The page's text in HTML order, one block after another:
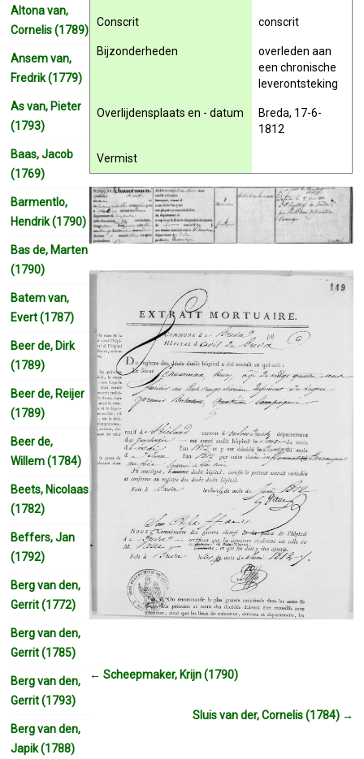
Conscrit conscrit
Bijzonderheden
overleden aan
een chronische
leverontsteking
Overlijdensplaats en - datum
Breda, 17-6-
1812
Vermist
← Scheepmaker, Krijn (1790)
Sluis van der, Cornelis (1784) →
Altona van,
Cornelis (1789)
Ansem van,
Fredrik (1779)
As van, Pieter
(1793)
Baas, Jacob
(1769)
Barmentlo,
Hendrik (1790)
Bas de, Marten
(1790)
Batem van,
Evert (1787)
Beer de, Dirk
(1789)
Beer de, Reijer
(1789)
Beer de,
Willem (1784)
Beets, Nicolaas
(1782)
Beffers, Jan
(1792)
Berg van den,
Gerrit (1772)
Berg van den,
Gerrit (1785)
Berg van den,
Gerrit (1793)
Berg van den,
Japik (1788)